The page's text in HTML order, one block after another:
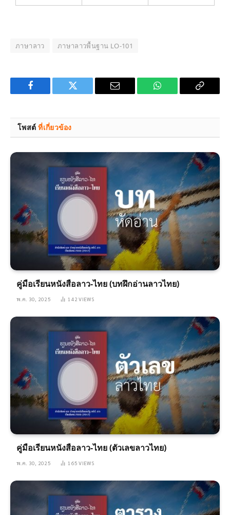
ภาษาลาว ภาษาลาวพื้นฐาน LO-101
Facebook Twitter Email WhatsApp Copy
โพสต์ที่เกี่ยวข้อง
คู่มือเรียนหนังสือลาว-ไทย (บทฝึกอ่านลาวไทย)
พ.ค. 30, 2025 142VIEWS
คู่มือเรียนหนังสือลาว-ไทย (ตัวเลขลาวไทย)
พ.ค. 30, 2025 165VIEWS